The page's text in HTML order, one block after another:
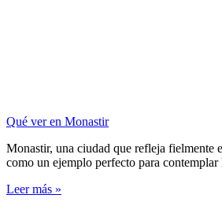
Qué ver en Monastir
Monastir, una ciudad que refleja fielmente
como un ejemplo perfecto para
Leer más »